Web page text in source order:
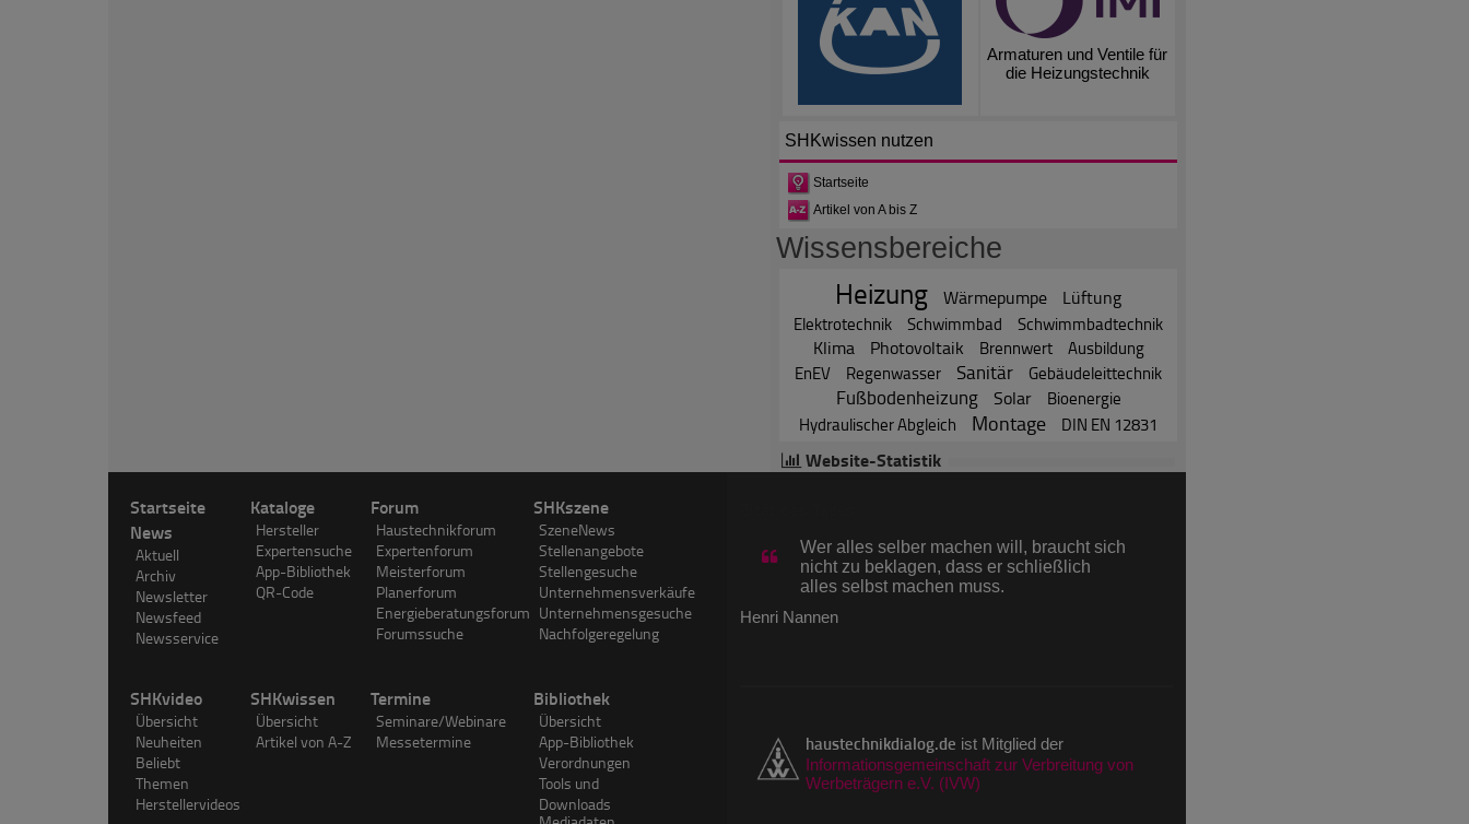
Armaturen und Ventile für
die Heizungstechnik
SHKwissen nutzen
Startseite
Artikel von A bis Z
Wissensbereiche
Heizung Wärmepumpe Lüftung
Elektrotechnik Schwimmbad Schwimmbadtechnik
Klima Photovoltaik Brennwert
Ausbildung
EnEV
Regenwasser Sanitär Gebäudeleittechnik
Fußbodenheizung Solar
Bioenergie
Hydraulischer Abgleich
Montage DIN EN 12831
Website-Statistik
70.311
3.824.290
Forumsbeiträge
3.612
SHKwissen-Artikel
Startseite
News
Aktuell
Archiv
Newsletter
Newsfeed
Newsservice
Kataloge
Hersteller
Expertensuche
App-Bibliothek
QR-Code
Forum
Haustechnikforum
Expertenforum
Meisterforum
Planerforum
Energieberatungsforum
Forumssuche
SHKszene
SzeneNews
Stellenangebote
Stellengesuche
Unternehmensverkäufe
Unternehmensgesuche
Nachfolgeregelung
SHKvideo
Übersicht
Neuheiten
Beliebt
Themen
Herstellervideos
SHKwissen
Übersicht
Artikel von A-Z
Termine
Seminare/Webinare
Messetermine
Bibliothek
Übersicht
App-Bibliothek
Verordnungen
Tools und
Downloads
Wer alles selber machen will, braucht sich
nicht zu beklagen, dass er schließlich
alles selbst machen muss.
Henri Nannen
haustechnikdialog.de ist Mitglied der
Informationsgemeinschaft zur Verbreitung von
Werbeträgern e.V. (IVW)